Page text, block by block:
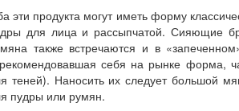
эти продукта могут иметь форму
для лица и рассыпчатой. Сияющие
также встречаются и в
себя на рынке форма,
теней). Наносить их следует большой
пудры или румян.